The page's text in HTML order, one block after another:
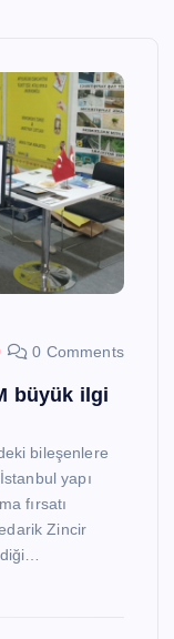
0 Comments
büyük ilgi
bileşenlere
yapı
fırsatı
Zincir